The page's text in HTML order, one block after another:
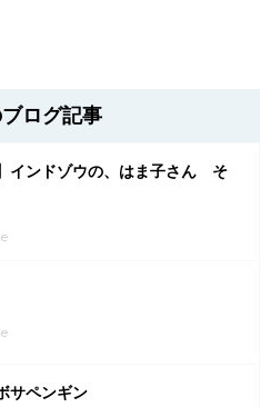
ログ記事
インドゾウの、はま子さん そ
サペンギン